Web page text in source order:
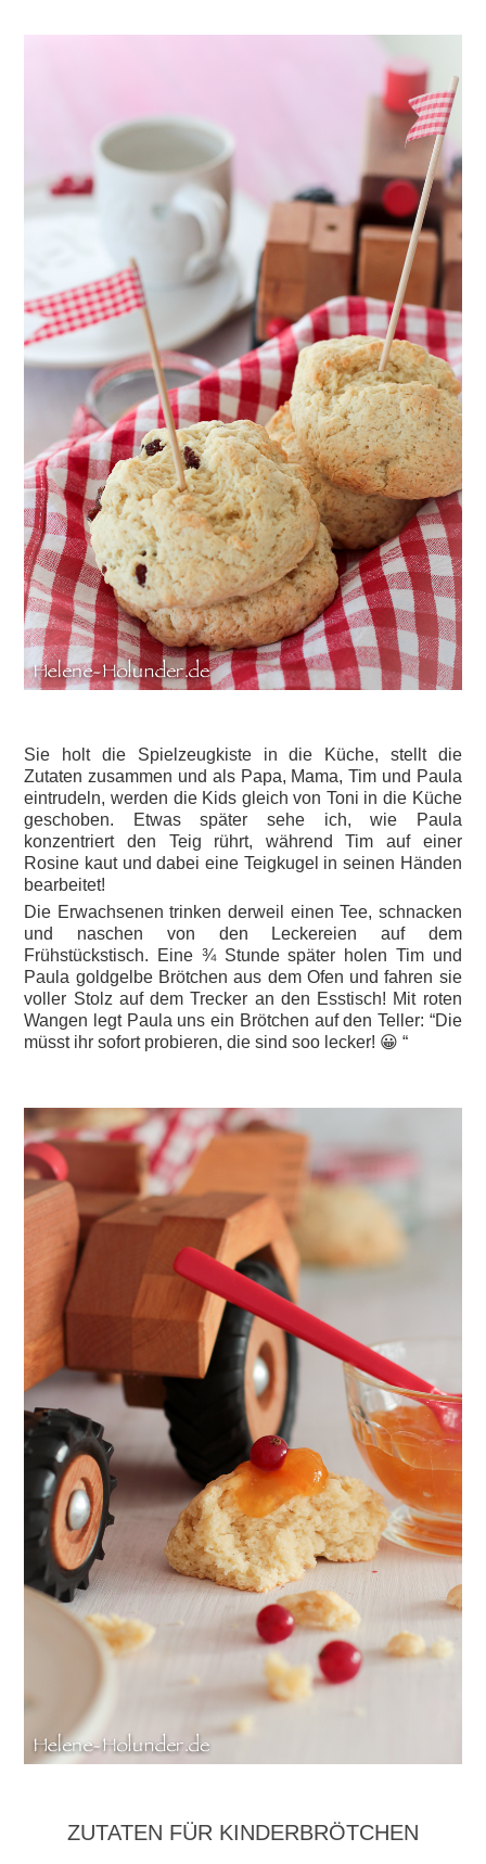
Sie holt die Spielzeugkiste in die Küche, stellt die
Zutaten zusammen und als Papa, Mama, Tim und Paula
eintrudeln, werden die Kids gleich von Toni in die Küche
geschoben. Etwas später sehe ich, wie Paula
konzentriert den Teig rührt, während Tim auf einer
Rosine kaut und dabei eine Teigkugel in seinen Händen
bearbeitet!
Die Erwachsenen trinken derweil einen Tee, schnacken
und naschen von den Leckereien auf dem
Frühstückstisch. Eine ¾ Stunde später holen Tim und
Paula goldgelbe Brötchen aus dem Ofen und fahren sie
voller Stolz auf dem Trecker an den Esstisch! Mit roten
Wangen legt Paula uns ein Brötchen auf den Teller: “Die
müsst ihr sofort probieren, die sind soo lecker! 😀 “
ZUTATEN FÜR KINDERBRÖTCHEN